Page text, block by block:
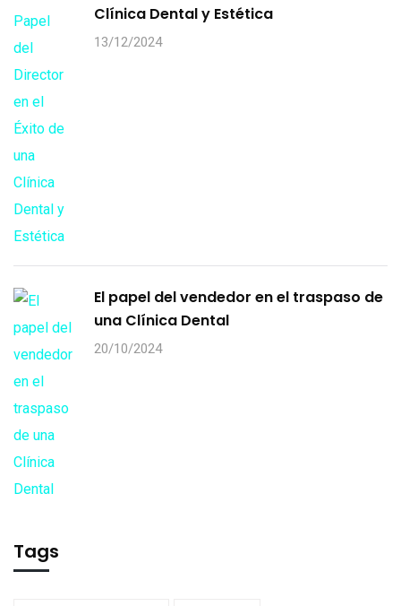
Clínica Dental y Estética
13/12/2024
El papel del vendedor en el traspaso de
una Clínica Dental
20/10/2024
Tags